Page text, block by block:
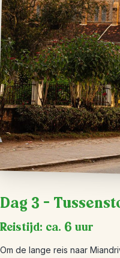
Dag 3 –
Reistijd: ca. 6 uur
Om de lange reis naar